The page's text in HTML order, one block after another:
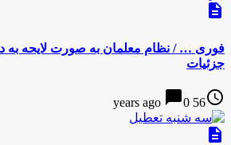
description
فوری … / نظام معلمان به صورت لایحه به
جزئیات
access_time
56 years ago
chat_bubble0
description